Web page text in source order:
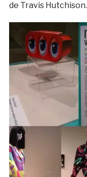
de Travis Hutchison.